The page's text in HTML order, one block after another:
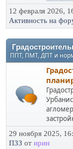
12 февраля 2026,
Активность на
ППТ, ПМТ, ДПТ и
29 ноября 2025,
ПЗЗ от ирин